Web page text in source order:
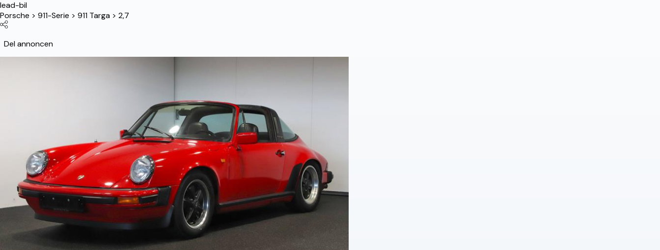
lead-bil
Porsche > 911-Serie > 911 Targa > 2,7
Del annoncen